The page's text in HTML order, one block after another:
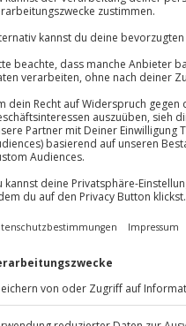
und lass dich nicht
abspeisen!
bestaunen kann nun
Freiburg durchstreifst
vier Stunden lang die
Leckerbissen. Und
ein Schwarzwälder
besucht.
dich nicht mit einer